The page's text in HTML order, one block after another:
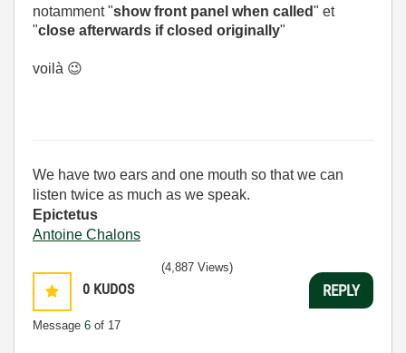
notamment "show front panel when called" et
"close afterwards if closed originally"
voilà 😉
We have two ears and one mouth so that we can
listen twice as much as we speak.
Epictetus
Antoine Chalons
0 KUDOS
Message 6 of 17
(4,887 Views)
REPLY